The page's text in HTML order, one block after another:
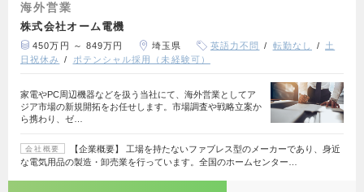
海外営業
株式会社オーム電機
450万円 ～ 849万円 埼玉県 英語力不問 転勤なし
土
日祝休み
ポテンシャル採用（未経験可）
家電やPC周辺機器などを扱う当社にて、海外営業としてア
ジア市場の新規開拓をお任せします。市場調査や戦略立案か
ら携わり、ゼ…
会社概要
【企業概要】 工場を持たないファブレス型のメーカーであり、身近
な電気用品の製造・卸売業を行っています。全国のホームセンター…